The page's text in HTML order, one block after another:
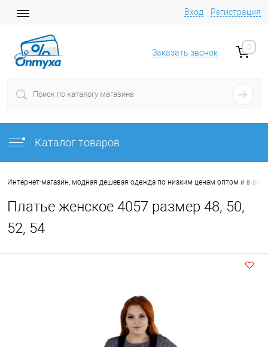
Вход Регистрация
Заказать звонок
0
Каталог товаров
Интернет-магазин, модная дешевая одежда по низким ценам оптом и в
Платье женское 4057 размер 48, 50,
52, 54